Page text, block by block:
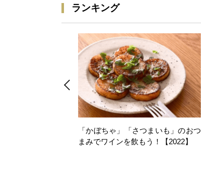
ランキング
「かぼちゃ」「さつまいも」のおつ
まみでワインを飲もう！【2022】